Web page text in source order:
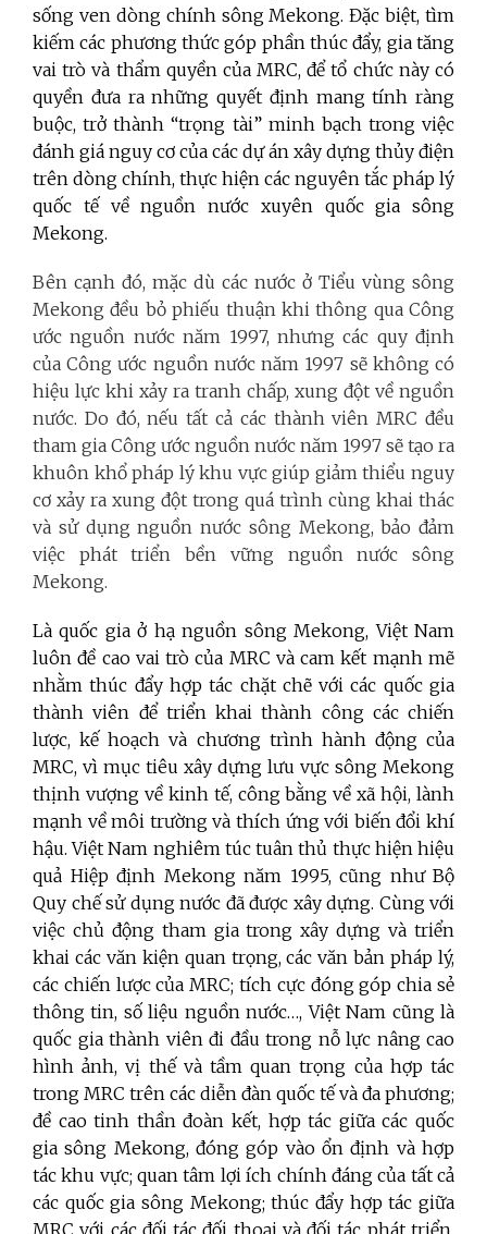
sống ven dòng chính sông Mekong. Đặc biệt, tìm
kiếm các phương thức góp phần thúc đẩy, gia tăng
vai trò và thẩm quyền của MRC, để tổ chức này có
quyền đưa ra những quyết định mang tính ràng
buộc, trở thành “trọng tài” minh bạch trong việc
đánh giá nguy cơ của các dự án xây dựng thủy điện
trên dòng chính, thực hiện các nguyên tắc pháp lý
quốc tế về nguồn nước xuyên quốc gia sông
Mekong.
Bên cạnh đó, mặc dù các nước ở Tiểu vùng sông
Mekong đều bỏ phiếu thuận khi thông qua Công
ước nguồn nước năm 1997, nhưng các quy định
của Công ước nguồn nước năm 1997 sẽ không có
hiệu lực khi xảy ra tranh chấp, xung đột về nguồn
nước. Do đó, nếu tất cả các thành viên MRC đều
tham gia Công ước nguồn nước năm 1997 sẽ tạo ra
khuôn khổ pháp lý khu vực giúp giảm thiểu nguy
cơ xảy ra xung đột trong quá trình cùng khai thác
và sử dụng nguồn nước sông Mekong, bảo đảm
việc phát triển bền vững nguồn nước sông
Mekong.
Là quốc gia ở hạ nguồn sông Mekong, Việt Nam
luôn đề cao vai trò của MRC và cam kết mạnh mẽ
nhằm thúc đẩy hợp tác chặt chẽ với các quốc gia
thành viên để triển khai thành công các chiến
lược, kế hoạch và chương trình hành động của
MRC, vì mục tiêu xây dựng lưu vực sông Mekong
thịnh vượng về kinh tế, công bằng về xã hội, lành
mạnh về môi trường và thích ứng với biến đổi khí
hậu. Việt Nam nghiêm túc tuân thủ thực hiện hiệu
quả Hiệp định Mekong năm 1995, cũng như Bộ
Quy chế sử dụng nước đã được xây dựng. Cùng với
việc chủ động tham gia trong xây dựng và triển
khai các văn kiện quan trọng, các văn bản pháp lý,
các chiến lược của MRC; tích cực đóng góp chia sẻ
thông tin, số liệu nguồn nước…,Việt Nam cũng là
quốc gia thành viên đi đầu trong nỗ lực nâng cao
hình ảnh, vị thế và tầm quan trọng của hợp tác
trong MRC trên các diễn đàn quốc tế và đa phương;
đề cao tinh thần đoàn kết, hợp tác giữa các quốc
gia sông Mekong, đóng góp vào ổn định và hợp
tác khu vực; quan tâm lợi ích chính đáng của tất cả
các quốc gia sông Mekong; thúc đẩy hợp tác giữa
MRC với các đối tác đối thoại và đối tác phát triển,